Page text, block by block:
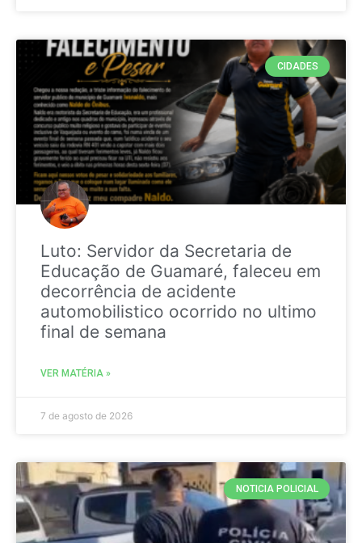
CIDADES
Luto: Servidor da Secretaria de
Educação de Guamaré, faleceu em
decorrência de acidente
automobilistico ocorrido no ultimo
final de semana
VER MATÉRIA »
7 de agosto de 2026
NOTICIA POLICIAL